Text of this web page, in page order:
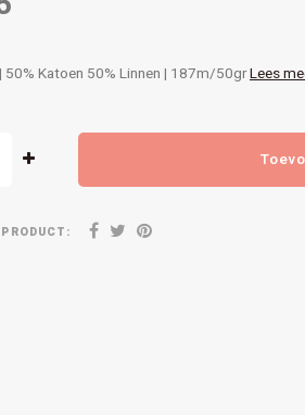
Katoen 50% Linnen | 187m/50grLees